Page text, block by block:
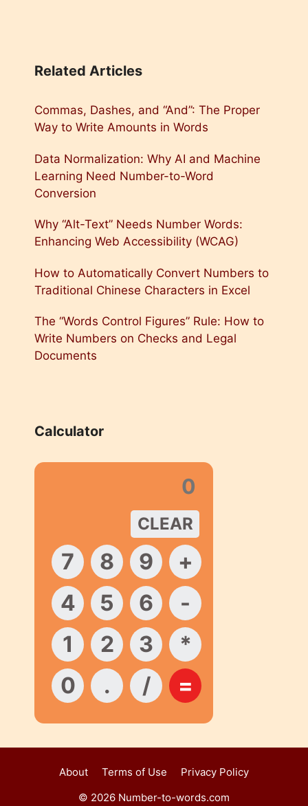
Related Articles
Commas, Dashes, and “And”: The Proper
Way to Write Amounts in Words
Data Normalization: Why AI and Machine
Learning Need Number-to-Word
Conversion
Why “Alt-Text” Needs Number Words:
Enhancing Web Accessibility (WCAG)
How to Automatically Convert Numbers to
Traditional Chinese Characters in Excel
The “Words Control Figures” Rule: How to
Write Numbers on Checks and Legal
Documents
Calculator
About Terms of Use
Privacy Policy
© 2026 Number-to-words.com